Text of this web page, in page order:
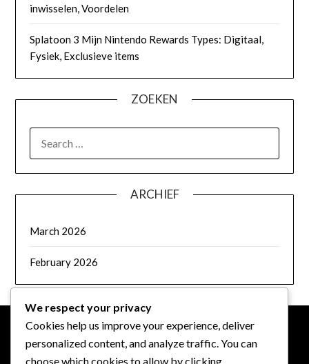
inwisselen, Voordelen
Splatoon 3 Mijn Nintendo Rewards Types: Digitaal,
Fysiek, Exclusieve items
ZOEKEN
FOR:
ARCHIEF
March 2026
February 2026
JURIDISCH
We respect your privacy
Cookies help us improve your experience, deliver
personalized content, and analyze traffic. You can
choose which cookies to allow by clicking